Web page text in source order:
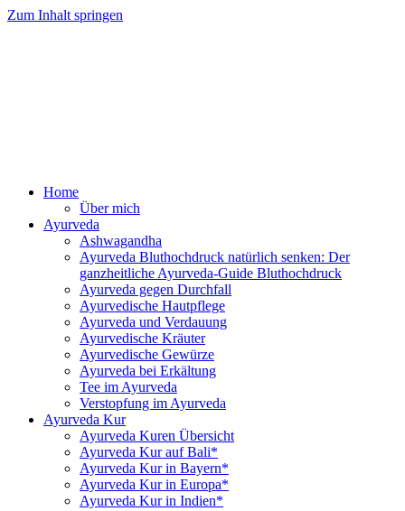
Zum Inhalt springen
Home
Über mich
Ayurveda
Ashwagandha
Ayurveda Bluthochdruck natürlich senken: Der
ganzheitliche Ayurveda-Guide Bluthochdruck
Ayurveda gegen Durchfall
Ayurvedische Hautpflege
Ayurveda und Verdauung
Ayurvedische Kräuter
Ayurvedische Gewürze
Ayurveda bei Erkältung
Tee im Ayurveda
Verstopfung im Ayurveda
Ayurveda Kur
Ayurveda Kuren Übersicht
Ayurveda Kur auf Bali*
Ayurveda Kur in Bayern*
Ayurveda Kur in Europa*
Ayurveda Kur in Indien*